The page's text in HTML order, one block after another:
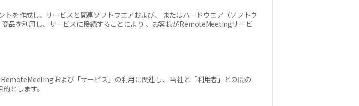
を作成し、サービスと関連ソフトウエアおよび、 またはハードウエア（ソフトウ
品を利用し、サービスに接続することにより 、お客様がRemoteMeetingサービ
および「サービス」の利用に関連し、 当社と「利用者」との間の
とします。